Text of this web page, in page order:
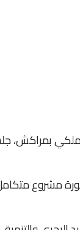
الله، يومه الثلاثاء 07 يناير 2020 م، بالقصر
مشروع